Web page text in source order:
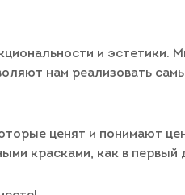
и эстетики.
нам реализовать
ценят и понимают
красками, как в первый